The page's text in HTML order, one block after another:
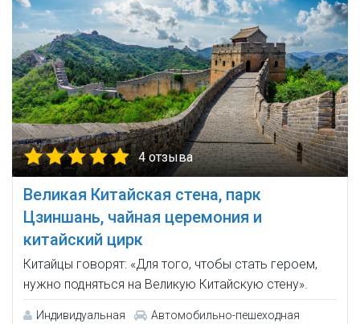
4 отзыва
Великая Китайская стена, парк
Цзиншань, чайная церемония и
китайский цирк
Китайцы говорят: «Для того, чтобы стать героем,
нужно подняться на Великую Китайскую стену».
Индивидуальная
Автомобильно-пешеходная